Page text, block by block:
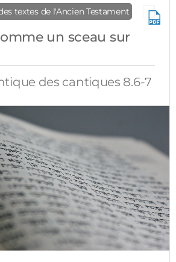
textes de l'Ancien Testament
un sceau sur
des cantiques 8.6-7